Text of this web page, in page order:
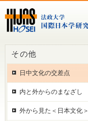
その他
日中文化の交差点
内と外からのまなざし
外から見た＜日本文化＞